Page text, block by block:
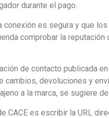
durante el pago.
conexión es segura y que
comprobar la
de contacto publicada
cambios, devoluciones y
a la marca, se sugiere
CACE es escribir la URL